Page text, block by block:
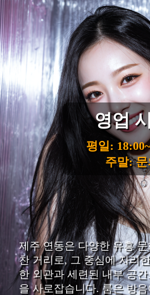
영업
평일:
주말: 문
제주 연동은 다양한 유흥
찬 거리로, 그 중심에 자리
한 외관과 세련된 내부 공
을 사로잡습니다. 룸은 방